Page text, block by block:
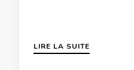
LIRE LA SUITE